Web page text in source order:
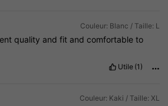
Couleur: Blanc / Taille: L
quality andfit andcomfortableto
Utile (1)
Couleur: Kaki / Taille: XL